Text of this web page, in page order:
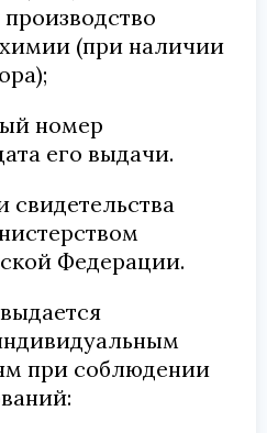
(при наличии
номер
его выдачи.
свидетельства
Федерации.
при соблюдении